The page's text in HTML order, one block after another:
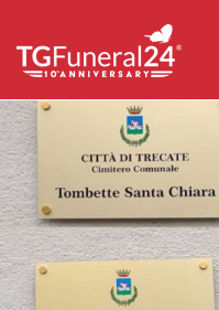
content